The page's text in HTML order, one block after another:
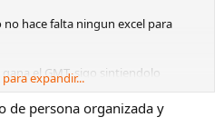
no hace falta ningun excel para
el GMT, sigo sintiendolo
llevo con el jubilee, pero es que
resistir. Si sacasen esta
nuevo de este año seria un
para expandir...
de persona organizada y